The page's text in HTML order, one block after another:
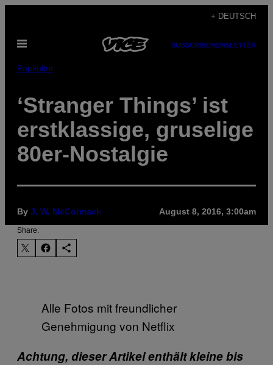
content
+ DEUTSCH
Open
SUBSCRIBENEWSLETTER
Popkultur
‘Stranger Things’ ist
erstklassige, gruselige
80er-Nostalgie
By J. W. McCormack August 8, 2016, 3:00am
Share:
Alle Fotos mit freundlicher
Genehmigung von Netflix
Achtung, dieser Artikel enthält kleine bis